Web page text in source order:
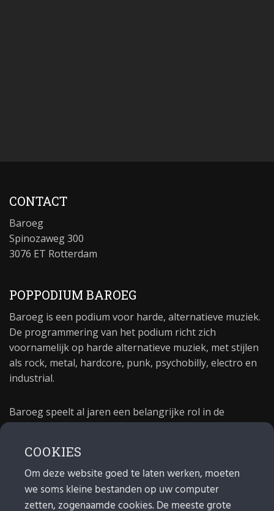
CONTACT
Baroeg
Spinozaweg 300
3076 ET Rotterdam
POPPODIUM BAROEG
Baroeg is een podium voor harde, alternatieve muziek.
De programmering van het podium richt zich
voornamelijk op harde alternatieve muziek, met stijlen
als rock, metal, hardcore, punk, psychobilly, electro en
industrial.
Baroeg speelt al jaren een belangrijke rol in de
poppodium 40 jaar.
MAIL
COOKIES
Om deze website goed te laten werken, moeten
we soms kleine bestanden op uw computer
zetten, zogenaamde cookies. De meeste grote